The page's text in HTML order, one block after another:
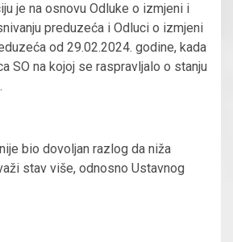
je na osnovu Odluke o izmjeni i
preduzeća i Odluci o izmjeni
od 29.02.2024. godine, kada
SO na kojoj se raspravljalo o stanju
bio dovoljan razlog da niža
stav više, odnosno Ustavnog